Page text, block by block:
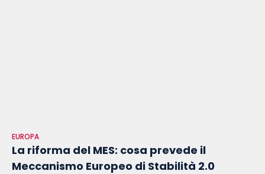
EUROPA
La riforma del MES: cosa prevede il
Meccanismo Europeo di Stabilità 2.0